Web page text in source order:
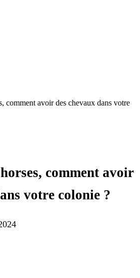
comment avoir des chevaux dans votre
comment avoir
votre colonie ?